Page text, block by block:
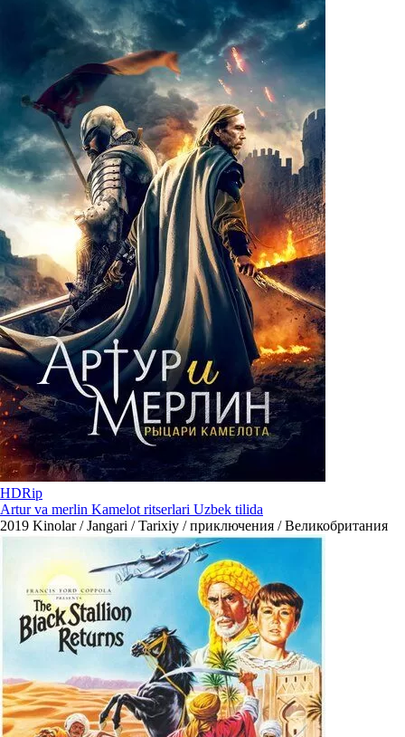
HDRip
Artur va merlin Kamelot ritserlari Uzbek tilida
2019 Kinolar / Jangari / Tarixiy / приключения / Великобритания